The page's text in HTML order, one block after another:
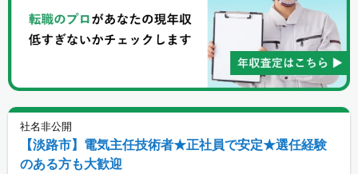
社名非公開
【淡路市】電気主任技術者★正社員で安定★選任経験
のある方も大歓迎